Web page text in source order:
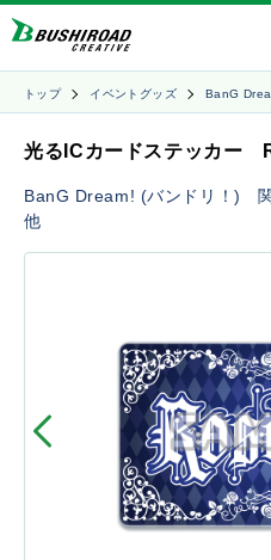
トップ イベントグッズ BanG
光るICカードステッカー
BanG Dream! (バンドリ！)
他